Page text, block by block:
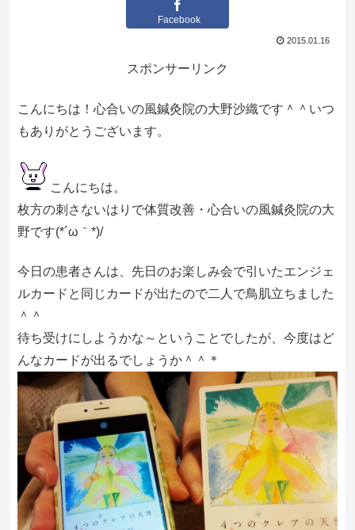
Facebook
2015.01.16
スポンサーリンク
こんにちは！心合いの風鍼灸院の大野沙織です＾＾いつ
もありがとうございます。
こんにちは。
枚方の刺さないはりで体質改善・心合いの風鍼灸院の大
野です(*´ω｀*)/
今日の患者さんは、先日のお楽しみ会で引いたエンジェ
ルカードと同じカードが出たので二人で鳥肌立ちました
＾＾
待ち受けにしようかな～ということでしたが、今度はど
んなカードが出るでしょうか＾＾＊